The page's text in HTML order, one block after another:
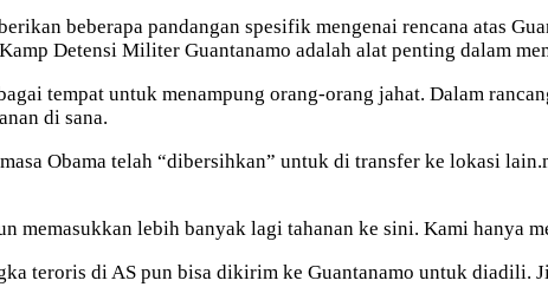
beberapa pandangan spesifik mengenai rencana atas
Detensi Militer Guantanamo adalah alat penting dalam
tempat untuk menampung orang-orang jahat. Dalam
di sana.
Obama telah “dibersihkan” untuk di transfer ke lokasi
memasukkan lebih banyak lagi tahanan ke sini. Kami hanya
teroris di AS pun bisa dikirim ke Guantanamo untuk diadili.